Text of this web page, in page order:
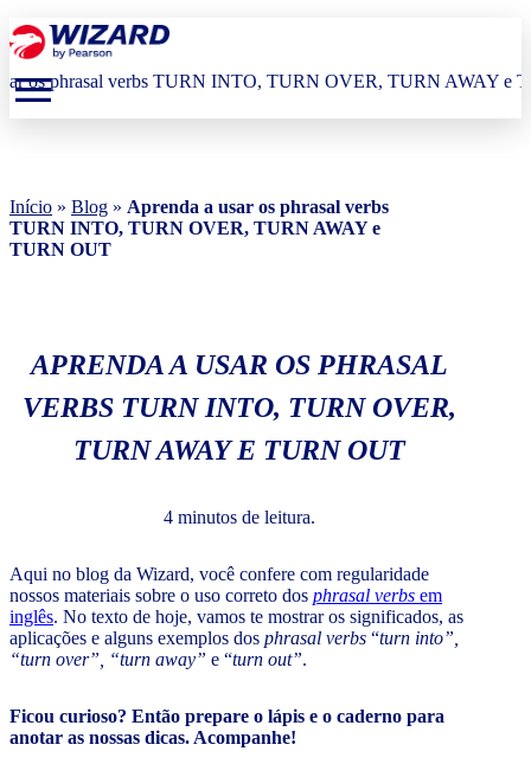
menu
Início » Blog » Aprenda a usar os phrasal verbs
TURN INTO, TURN OVER, TURN AWAY e
TURN OUT
APRENDA A USAR OS PHRASAL
VERBS TURN INTO, TURN OVER,
TURN AWAY E TURN OUT
4 minutos de leitura.
Aqui no blog da Wizard, você confere com regularidade
nossos materiais sobre o uso correto dos phrasal verbs em
inglês. No texto de hoje, vamos te mostrar os significados, as
aplicações e alguns exemplos dos phrasal verbs “turn into”,
“turn over”, “turn away” e “turn out”.
Ficou curioso? Então prepare o lápis e o caderno para
anotar as nossas dicas. Acompanhe!